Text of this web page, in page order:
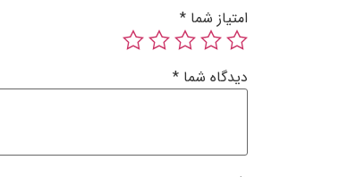
امتیاز شما *
دیدگاه شما *